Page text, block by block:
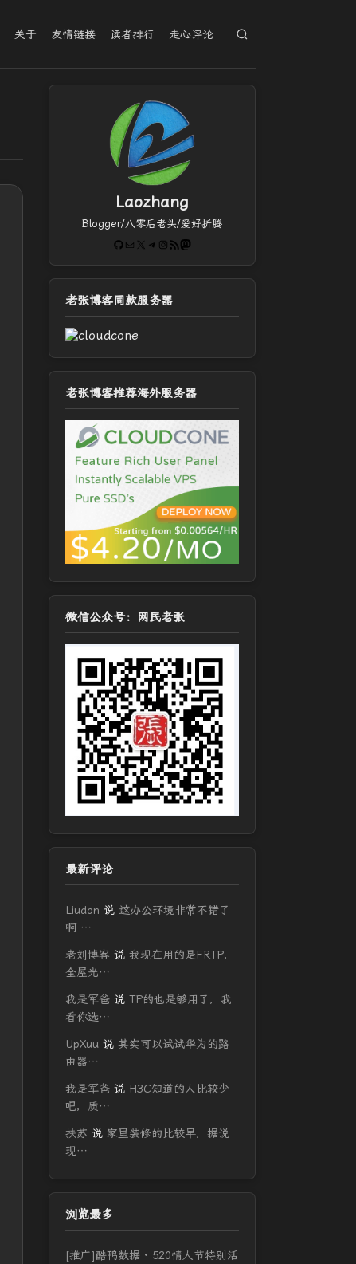
关于 友情链接 读者排行 走心评论
Laozhang
Blogger/八零后老头/爱好折腾
GitHub
电子邮件 X Telegram
Instagram
RSS FeedMastodon
老张博客同款服务器
老张博客推荐海外服务器
微信公众号：网民老张
最新评论
Liudon 说 这办公环境非常不错了
啊 …
老刘博客 说 我现在用的是FRTP，
全屋光…
我是军爸 说 TP的也是够用了，我
看你选…
UpXuu 说 其实可以试试华为的路
由器…
我是军爸 说 H3C知道的人比较少
吧，质…
扶苏 说 家里装修的比较早，据说
现…
浏览最多
[推广]酷鸭数据 · 520情人节特别活